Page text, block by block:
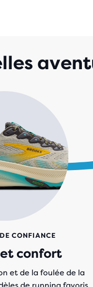
CONFIANCE
confort
et de la foulée de la